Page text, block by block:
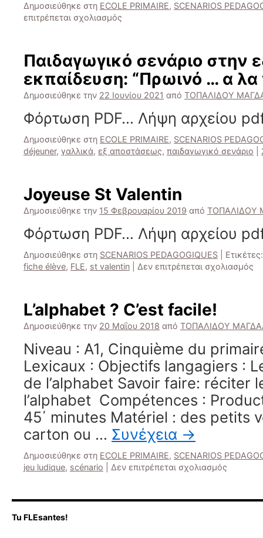
rentrée
Δημοσιεύθηκε στη ECOLE PRIMAIRE, SCENARIOS
επιτρέπεται σχολιασμός
graphiques
et
données
chiffrées
Παιδαγωγικό σενάριο στην
εκπαίδευση: “Πρωινό … α λα
Δημοσιεύθηκε την 22 Ιουνίου 2021 από ΤΟΠΑΛΙΔΟΥ
Φόρτωση PDF… Λήψη αρχείου
Δημοσιεύθηκε στη ECOLE PRIMAIRE, SCENARIOS
déjeuner, γαλλικά, εξ αποστάσεως, παιδαγωγικό σενάριο
Joyeuse St Valentin
Δημοσιεύθηκε την 15 Φεβρουαρίου 2019 από ΤΟΠΑΛΙΔΟΥ
Φόρτωση PDF… Λήψη αρχείου
Δημοσιεύθηκε στη SCENARIOS PEDAGOGIQUES
Ετικέτες:
fiche élève, FLE, st valentin Δεν επιτρέπεται σχολιασμός
L’alphabet ? C’est facile!
Δημοσιεύθηκε την 20 Μαΐου 2018 από ΤΟΠΑΛΙΔΟΥ
Niveau : A1, Cinquième du
Lexicaux : Objectifs langagiers :
de l’alphabet Savoir faire: réciter
l’alphabet Compétences :
45΄ minutes Matériel : des petits
carton ou … Συνέχεια →
Δημοσιεύθηκε στη ECOLE PRIMAIRE, SCENARIOS
jeu ludique, scénario Δεν επιτρέπεται σχολιασμός
facile!
Tu FLEsantes!